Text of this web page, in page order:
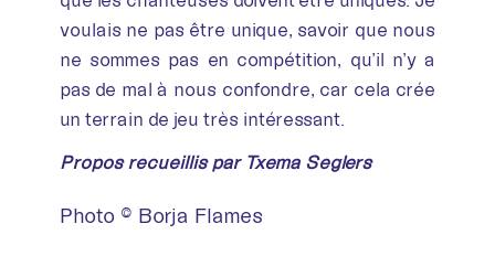
voulais ne pas être unique, savoir que nous
ne sommes pas en compétition, qu’il n’y a
pas de mal à nous confondre, car cela crée
un terrain de jeu très intéressant.
Propos recueillis par Txema Seglers
Photo © Borja Flames